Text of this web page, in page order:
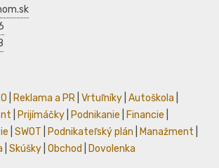
Reklama a PR Vrtuľníky Autoškola
Prijímáčky Podnikanie Financie
SWOT Podnikateľský plán Manažment
Skúšky Obchod Dovolenka